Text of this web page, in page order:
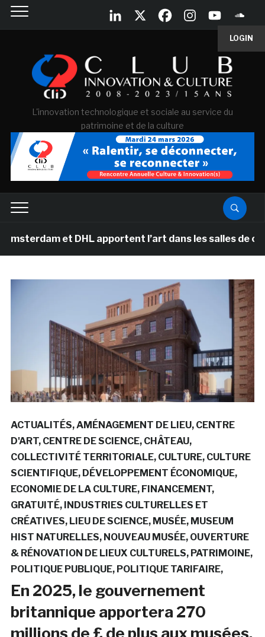
LOGIN
L'innovation technologique et sociale au service du
patrimoine et de la culture
et DHL apportent l’art dans les salles de classe
ACTUALITÉS AMÉNAGEMENT DE LIEU CENTRE
D'ART CENTRE DE SCIENCE CHÂTEAU
COLLECTIVITÉ TERRITORIALE CULTURE CULTURE
SCIENTIFIQUE DÉVELOPPEMENT ÉCONOMIQUE
ECONOMIE DE LA CULTURE FINANCEMENT
GRATUITÉ INDUSTRIES CULTURELLES ET
CRÉATIVES LIEU DE SCIENCE MUSÉE MUSEUM
HIST NATURELLES NOUVEAU MUSÉE OUVERTURE
& RÉNOVATION DE LIEUX CULTURELS PATRIMOINE
POLITIQUE PUBLIQUE POLITIQUE TARIFAIRE
En 2025, le gouvernement
britannique apportera 270
millions de £ de plus aux musées,